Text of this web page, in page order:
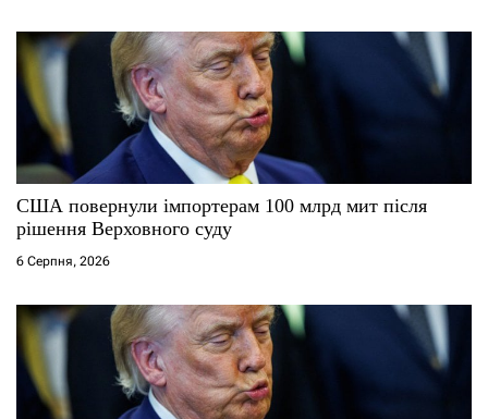
США повернули імпортерам 100 млрд мит після
рішення Верховного суду
6 Серпня, 2026